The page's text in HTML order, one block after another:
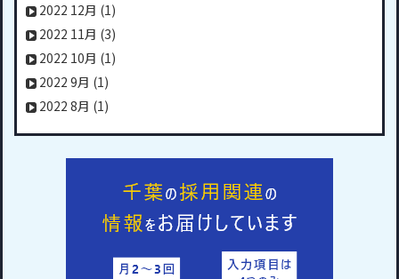
2022 12月 (1)
2022 11月 (3)
2022 10月 (1)
2022 9月 (1)
2022 8月 (1)